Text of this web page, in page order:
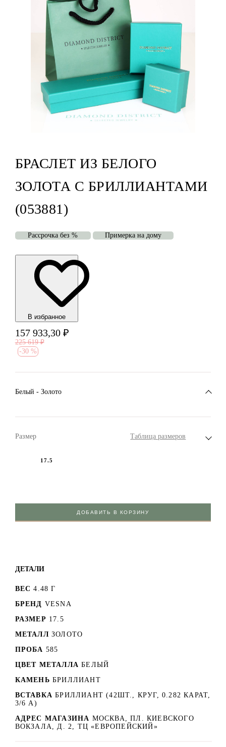
БРАСЛЕТ ИЗ БЕЛОГО
ЗОЛОТА С БРИЛЛИАНТАМИ
(053881)
Рассрочка без % Примерка на дому
В избранноe
157 933,30 ₽
225 619 ₽
-30 %
Белый - Золото
Размер Таблица размеров
17.5
ДОБАВИТЬ В КОРЗИНУ
ДЕТАЛИ
ВЕС 4.48 Г
БРЕНД VESNA
РАЗМЕР 17.5
МЕТАЛЛ ЗОЛОТО
ПРОБА 585
ЦВЕТ МЕТАЛЛА БЕЛЫЙ
КАМЕНЬ БРИЛЛИАНТ
ВСТАВКА БРИЛЛИАНТ (42ШТ., КРУГ, 0.282 КАРАТ,
3/6 А)
АДРЕС МАГАЗИНА МОСКВА, ПЛ. КИЕВСКОГО
ВОКЗАЛА, Д. 2, ТЦ «ЕВРОПЕЙСКИЙ»